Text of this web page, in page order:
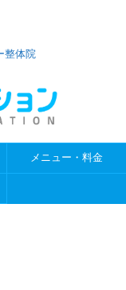
整体院
メニュー・料金